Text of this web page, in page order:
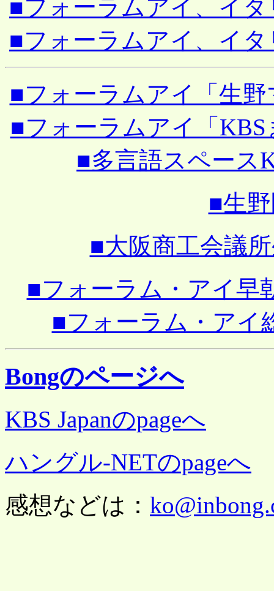
■フォーラムアイ、イタ
■フォーラムアイ、イタ
■フォーラムアイ「生野
■フォーラムアイ「KBS
■多言語スペース
■生
■大阪商工会議
■フォーラム・アイ早
■フォーラム・アイ
Bongのページへ
KBS Japanのpageへ
ハングル-NETのpageへ
感想などは：